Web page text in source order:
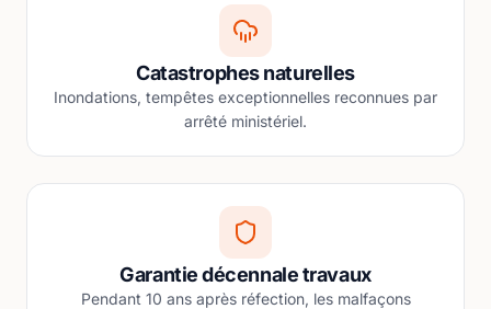
Catastrophes naturelles
Inondations, tempêtes exceptionnelles reconnues par
arrêté ministériel.
Garantie décennale travaux
Pendant 10 ans après réfection, les malfaçons